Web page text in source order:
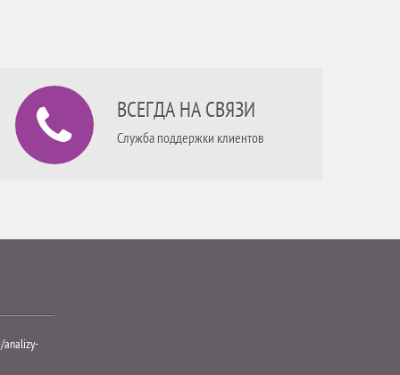
ВСЕГДА НА СВЯЗИ
Служба поддержки клиентов
analizy-